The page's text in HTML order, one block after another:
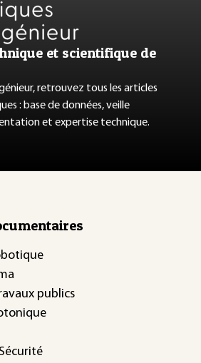
et scientifique de
retrouvez tous les articles
: base de données, veille
et expertise technique.
publics